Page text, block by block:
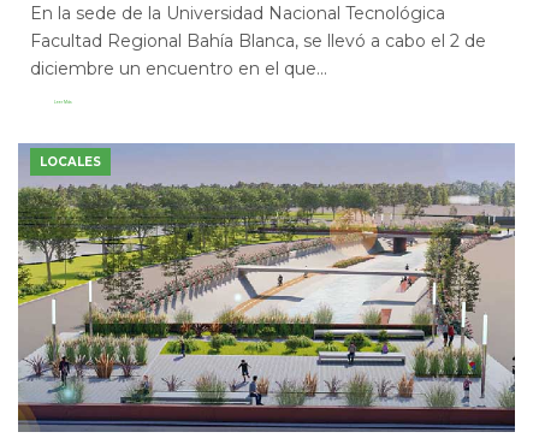
En la sede de la Universidad Nacional Tecnológica
Facultad Regional Bahía Blanca, se llevó a cabo el 2 de
diciembre un encuentro en el que...
Leer Más
LOCALES